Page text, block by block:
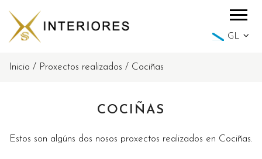
GL
Inicio / Proxectos realizados / Cociñas
COCIÑAS
Estos son algúns dos nosos proxectos realizados en Cociñas.